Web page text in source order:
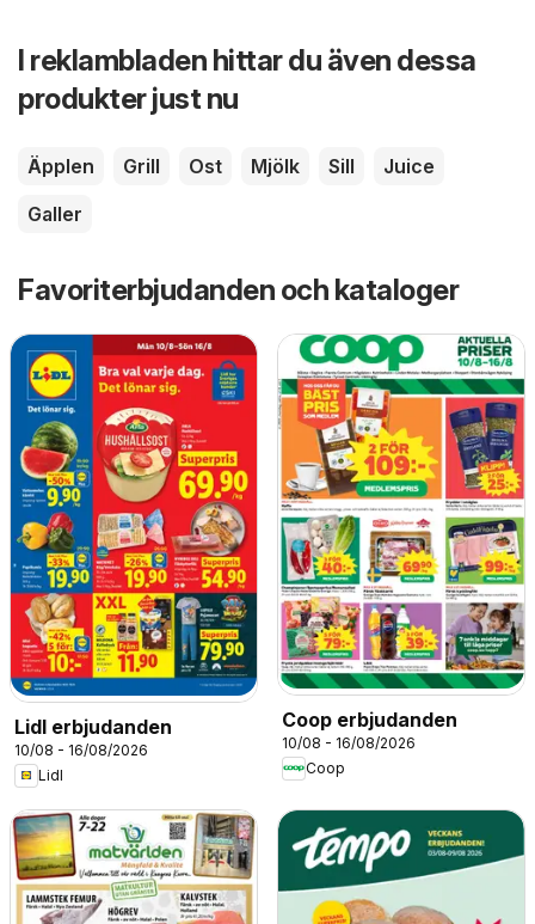
I reklambladen hittar du även dessa
produkter just nu
Äpplen Grill Ost Mjölk Sill
Juice
Galler
Favoriterbjudanden och kataloger
Lidl erbjudanden
10/08 - 16/08/2026
Lidl
Coop erbjudanden
10/08 - 16/08/2026
Coop